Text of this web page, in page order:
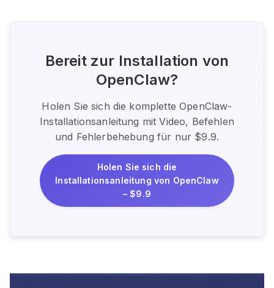
Bereit zur Installation von
OpenClaw?
Holen Sie sich die komplette OpenClaw-
Installationsanleitung mit Video, Befehlen
und Fehlerbehebung für nur $9.9.
Holen Sie sich die
Installationsanleitung von OpenClaw
– $9.9